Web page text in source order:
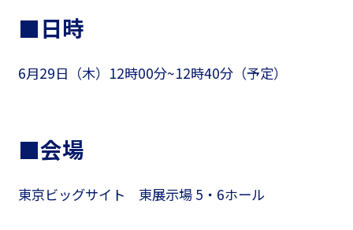
■日時
6月29日（木）12時00分~12時40分（予定）
■会場
東京ビッグサイト 東展示場 5・6ホール